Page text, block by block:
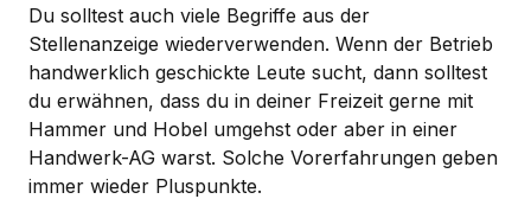
Du solltest auch viele Begriffe aus der
Stellenanzeige wiederverwenden. Wenn der Betrieb
handwerklich geschickte Leute sucht, dann solltest
du erwähnen, dass du in deiner Freizeit gerne mit
Hammer und Hobel umgehst oder aber in einer
Handwerk-AG warst. Solche Vorerfahrungen geben
immer wieder Pluspunkte.